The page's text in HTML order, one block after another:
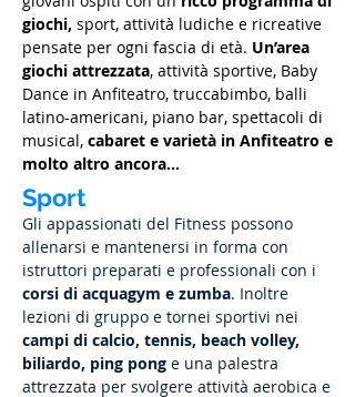
giochi, sport, attività ludiche e ricreative
pensate per ogni fascia di età. Un’area
giochi attrezzata, attività sportive, Baby
Dance in Anfiteatro, truccabimbo, balli
latino-americani, piano bar, spettacoli di
musical, cabaret e varietà in Anfiteatro e
molto altro ancora...
Gli appassionati del Fitness possono
allenarsi e mantenersi in forma con
istruttori preparati e professionali con i
corsi di acquagym e zumba. Inoltre
lezioni di gruppo e tornei sportivi nei
campi di calcio, tennis, beach volley,
biliardo, ping pong e una palestra
attrezzata per svolgere attività aerobica e
Sport